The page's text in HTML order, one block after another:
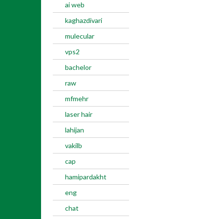
ai web
kaghazdivari
mulecular
vps2
bachelor
raw
mfmehr
laser hair
lahijan
vakilb
cap
hamipardakht
eng
chat